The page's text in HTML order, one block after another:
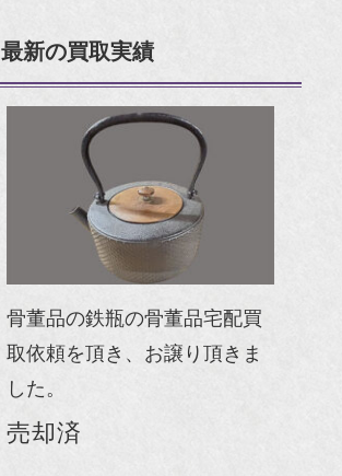
最新の買取実績
骨董品の鉄瓶の骨董品宅配買
取依頼を頂き、お譲り頂きま
した。
売却済